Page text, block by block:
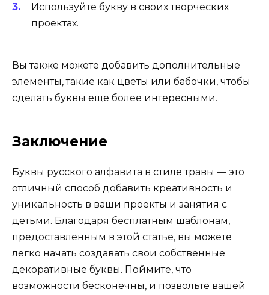
Используйте букву в своих творческих
проектах.
Вы также можете добавить дополнительные
элементы, такие как цветы или бабочки, чтобы
сделать буквы еще более интересными.
Заключение
Буквы русского алфавита в стиле травы — это
отличный способ добавить креативность и
уникальность в ваши проекты и занятия с
детьми. Благодаря бесплатным шаблонам,
предоставленным в этой статье, вы можете
легко начать создавать свои собственные
декоративные буквы. Поймите, что
возможности бесконечны, и позвольте вашей